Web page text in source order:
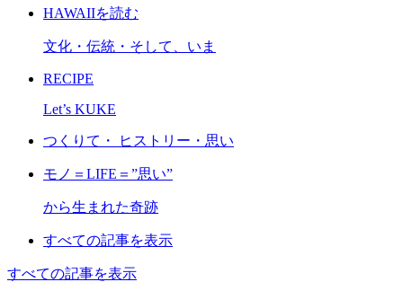
HAWAIIを読む
文化・伝統・そして、いま
RECIPE
Let’s KUKE
つくりて・ ヒストリー・思い
モノ＝LIFE＝”思い”
から生まれた奇跡
すべての記事を表示
すべての記事を表示